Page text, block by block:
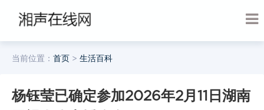
当前位置： 首页 > 生活百科
杨钰莹已确定参加2026年2月11日湖南